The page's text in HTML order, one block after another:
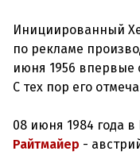
Инициированный
по рекламе
июня 1956 впервые
08 июня 1984 года
Райтмайер -